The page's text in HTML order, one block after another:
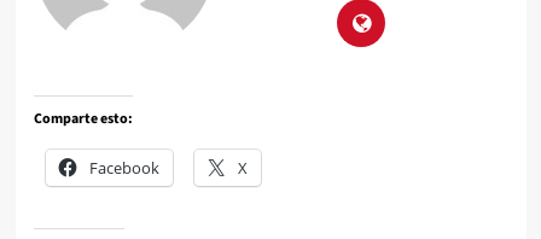
Comparte esto:
Facebook X